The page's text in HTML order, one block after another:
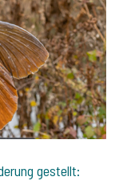
gestellt: